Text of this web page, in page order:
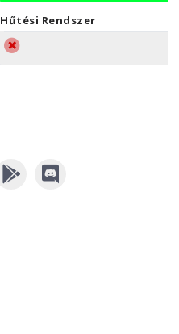
Hűtési Rendszer